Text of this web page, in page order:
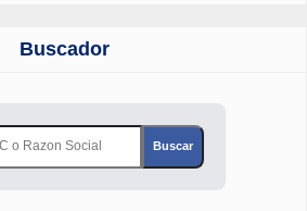
Buscador